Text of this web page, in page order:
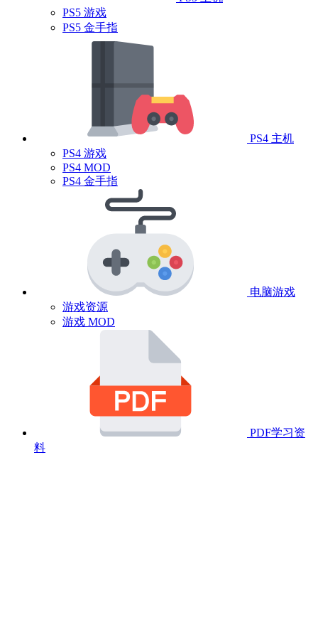
PS5 游戏
PS5 金手指
PS4 主机
PS4 游戏
PS4 MOD
PS4 金手指
电脑游戏
游戏资源
游戏 MOD
PDF学习资
料